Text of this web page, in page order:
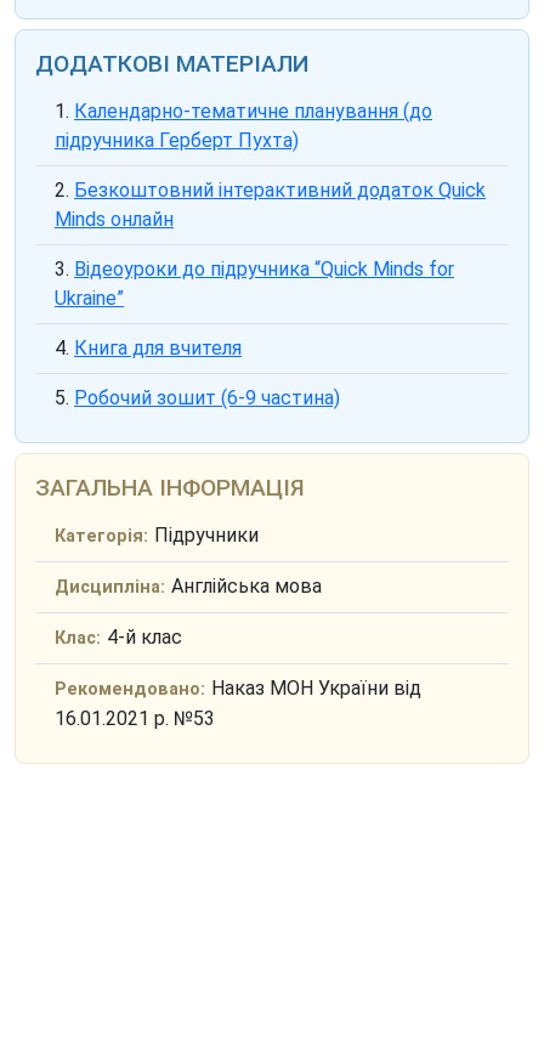
ДОДАТКОВІ МАТЕРІАЛИ
Календарно-тематичне планування (до
підручника Герберт Пухта)
Безкоштовний інтерактивний додаток Quick
Minds онлайн
Відеоуроки до підручника “Quick Minds for
Ukraine”
Книга для вчителя
Робочий зошит (6-9 частина)
ЗАГАЛЬНА ІНФОРМАЦІЯ
Категорія: Підручники
Дисципліна: Англійська мова
Клас: 4-й клас
Рекомендовано: Наказ МОН України від
16.01.2021 р. №53